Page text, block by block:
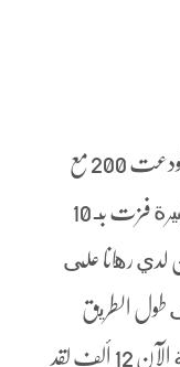
لقد أودعت 200 مع
هذا جاءت مباراة 150 ٪ فزت كبيرة فزت بـ 10
لدي رهانا على
على طول الطريق
حتى كان 0 وكانت أموالي المتاحة الآن 12 ألف لقد